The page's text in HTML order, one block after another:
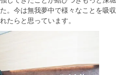
。今は無我夢中で様々なことを吸収
たらと思っています。